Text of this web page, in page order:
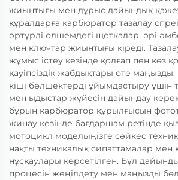
жиынтығы мен дұрыс дайындық қажет.
құралдарға карбюратор тазалау
әртүрлі өлшемдегі щеткалар, әрі
мен ключтар жиынтығы кіреді.
жұмыс істеу кезінде қолғап пен көз
қауіпсіздік жабдықтары өте
кіші бөлшектерді ұйымдастыру үшін
мен ыдыстар жүйесін дайындау
бұрын карбюратор құрылғысын
жинау кезінде бағдаршам ретінде
мотоцикл модельіңізге сәйкес
нақты техникалық сипаттамалар мен
нұсқаулары көрсетілген. Бұл
процесін жеңілдету мен маңызды